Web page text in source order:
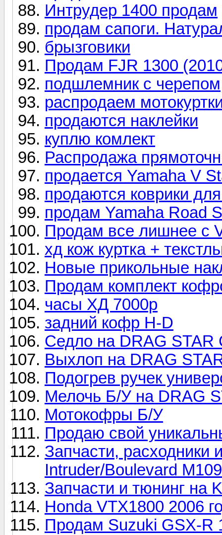
Интрудер 1400 продам
продам сапоги.
брызговики
Продам FJR 1300
подшлемник с черепом
распродаем
продаются наклейки
куплю комлект
Распродажа
продается Yamaha V
продаются коврики
продам Yamaha Road
Продам все лишнее с
хд кож куртка +
Новые прикольные
Продам комплект
часы ХД 7000р
задний кофр H-D
Седло на DRAG STAR
Выхлоп на DRAG
Подогрев ручек
Мелочь Б/У на DRAG
Мотокофры Б/У
Продаю свой
Запчасти, расходники
Intruder/Boulevard
Запчасти и тюнинг на
Honda VTX1800 2006
Продам Suzuki GSX-R